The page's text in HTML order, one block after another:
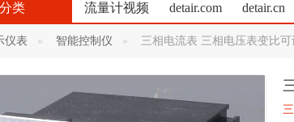
流量计视频 detair.com detair.cn
类
仪表 智能控制仪 三相电流表 三相电压表变比